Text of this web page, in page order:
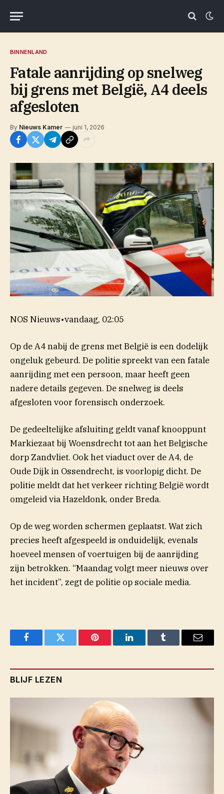
BINNENLAND
Fatale aanrijding op snelweg
bij grens met België, A4 deels
afgesloten
By Nieuws Kamer juni 1, 2026
NOS Nieuws•vandaag, 02:05
Op de A4 nabij de grens met België is een dodelijk
ongeluk gebeurd. De politie spreekt van een fatale
aanrijding met een persoon, maar heeft geen
nadere details gegeven. De snelweg is deels
afgesloten voor forensisch onderzoek.
De gedeeltelijke afsluiting geldt vanaf knooppunt
Markiezaat bij Woensdrecht tot aan het Belgische
dorp Zandvliet. Ook het viaduct over de A4, de
Oude Dijk in Ossendrecht, is voorlopig dicht. De
politie meldt dat het verkeer richting België wordt
omgeleid via Hazeldonk, onder Breda.
Op de weg worden schermen geplaatst. Wat zich
precies heeft afgespeeld is onduidelijk, evenals
hoeveel mensen of voertuigen bij de aanrijding
zijn betrokken. “Maandag volgt meer nieuws over
het incident”, zegt de politie op sociale media.
FacebookTwitter Pinterest LinkedInTumblr Email
BLIJF LEZEN